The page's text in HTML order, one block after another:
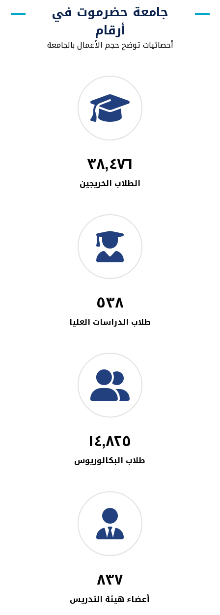
جامعة حضرموت في
أرقام
أحصائيات توضح حجم الأعمال بالجامعة
٣٨,٤٧٦
الطلاب الخريجين
٥٣٨
طلاب الدراسات العليا
١٤,٨٢٥
طلاب البكالوريوس
٨٣٧
أعضاء هيئة التدريس